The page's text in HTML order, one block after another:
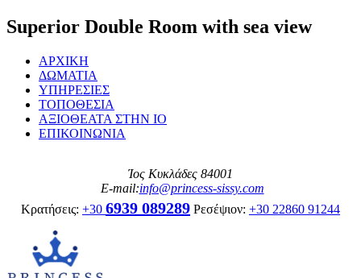
Superior Double Room with sea view
ΑΡΧΙΚΗ
ΔΩΜΑΤΙΑ
ΥΠΗΡΕΣΙΕΣ
ΤΟΠΟΘΕΣΙΑ
ΑΞΙΟΘΕΑΤΑ ΣΤΗΝ ΙΟ
ΕΠΙΚΟΙΝΩΝΙΑ
Ίος Κυκλάδες 84001
E-mail:info@princess-sissy.com
Κρατήσεις: +30 6939 089289 Ρεσέψιον: +30 22860 91244